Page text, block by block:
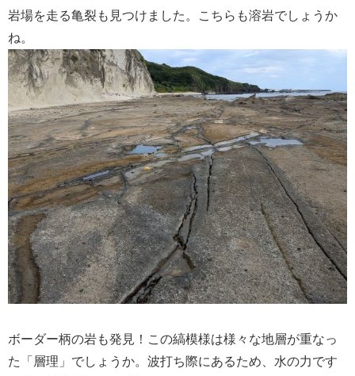
岩場を走る亀裂も見つけました。こちらも溶岩でしょうか
ね。
ボーダー柄の岩も発見！この縞模様は様々な地層が重なっ
た「層理」でしょうか。波打ち際にあるため、水の力です